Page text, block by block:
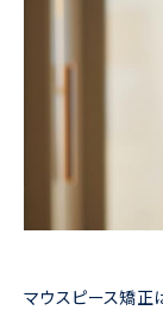
マウスピース矯正